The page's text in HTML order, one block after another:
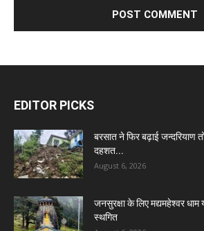
EDITOR PICKS
बरसात ने फिर बढ़ाई
दहशत...
August 6, 2026
जनसुरक्षा के लिए मद्यमहेश्वर
स्थगित